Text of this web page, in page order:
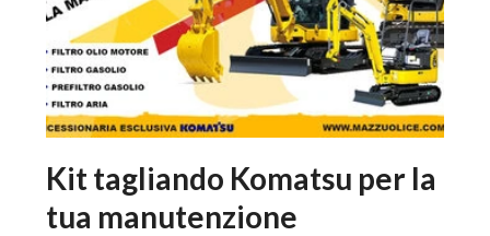
Kit tagliando Komatsu per la
tua manutenzione